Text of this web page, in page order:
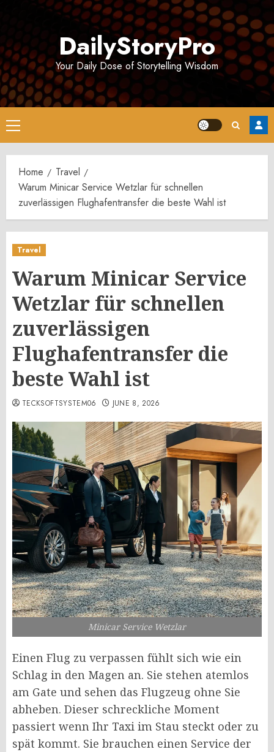
DailyStoryPro
Your Daily Dose of Storytelling Wisdom
Primary
Menu
Home
Travel
Warum Minicar Service Wetzlar für schnellen
zuverlässigen Flughafentransfer die beste Wahl ist
Travel
Warum Minicar Service
Wetzlar für schnellen
zuverlässigen
Flughafentransfer die
beste Wahl ist
TECKSOFTSYSTEM06 JUNE 8, 2026
Minicar Service Wetzlar
Einen Flug zu verpassen fühlt sich wie ein
Schlag in den Magen an. Sie stehen atemlos
am Gate und sehen das Flugzeug ohne Sie
abheben. Dieser schreckliche Moment
passiert wenn Ihr Taxi im Stau steckt oder zu
spät kommt. Sie brauchen einen Service der